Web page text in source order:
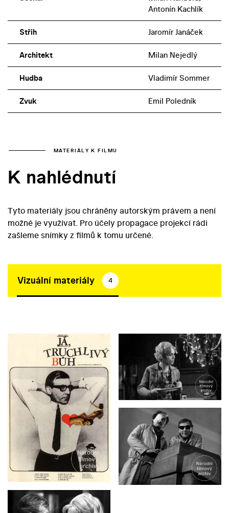
Antonín Kachlík
Střih Jaromír Janáček
Architekt Milan Nejedlý
Hudba Vladimír Sommer
Zvuk Emil Poledník
MATERIÁLY K FILMU
K nahlédnutí
Tyto materiály jsou chráněny autorským právem a není
možné je využívat. Pro účely propagace projekcí rádi
zašleme snímky z filmů k tomu určené.
Vizuální materiály 4